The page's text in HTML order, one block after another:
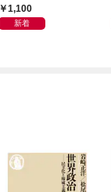
ル写真集
1,100
新着